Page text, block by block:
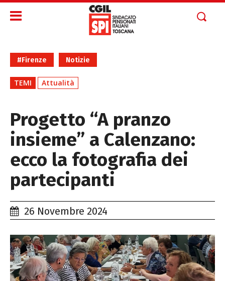
#Firenze Notizie
TEMI Attualità
Progetto “A pranzo
insieme” a Calenzano:
ecco la fotografia dei
partecipanti
26 Novembre 2024